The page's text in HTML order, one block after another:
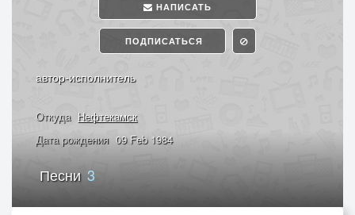
НАПИСАТЬ
ПОДПИСАТЬСЯ
автор-исполнитель
Откуда Нефтекамск
Дата рождения 09 Feb 1984
Песни 3